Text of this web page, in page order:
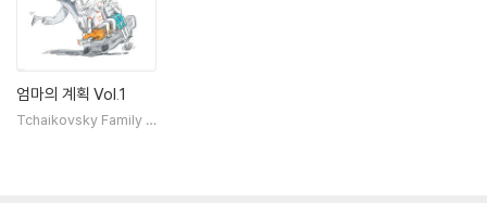
엄마의 계획 Vol.1
Tchaikovsky Family B